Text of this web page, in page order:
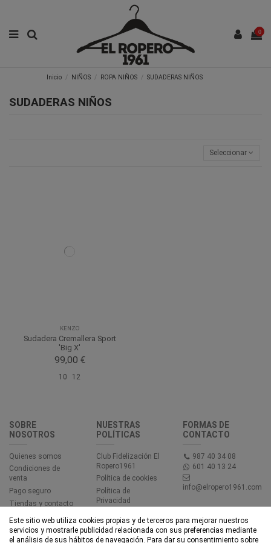
0
Inicio NIÑOS ROPA NIÑOS SUDADERAS NIÑOS
SUDADERAS NIÑOS
Seleccionar
KENZO
Sudadera Cremallera Sport
'Big X'
99,00 €
10 12
SOBRE
NOSOTROS
Quienes somos
Condiciones de
venta
Pago seguro
Tiendas y contacto
NUESTRAS
POLÍTICAS
Club Fidelización El
Ropero1961
Política de cookies
Política de
Privacidad
Accesibilidad
FORMAS DE
CONTACTO
987 40 34 08
601 40 13 24
info@elropero1961.com
Este sitio web utiliza cookies propias y de terceros para mejorar nuestros
servicios y mostrarle publicidad relacionada con sus preferencias mediante
el análisis de sus hábitos de navegación. Para dar su consentimiento sobre